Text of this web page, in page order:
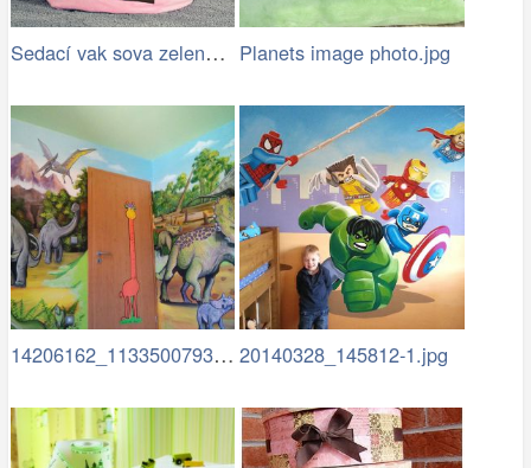
Sedací vak sova zelená a 40x40 sova… Planets image photo.jpg
14206162_1133500793379687… 20140328_145812-1.jpg